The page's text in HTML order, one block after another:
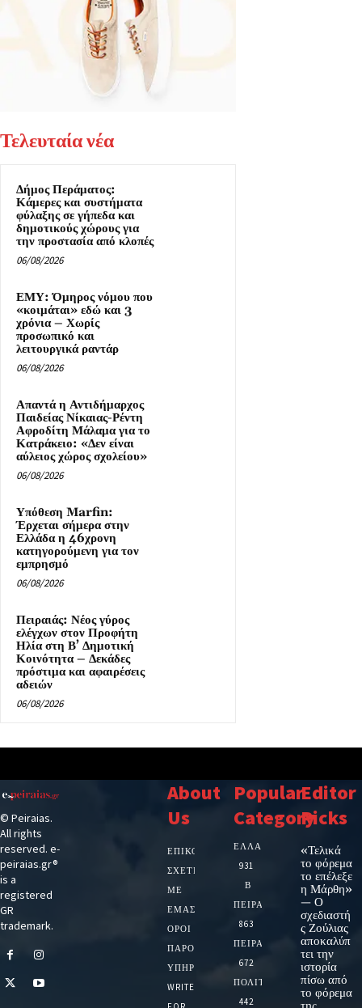
Τελευταία νέα
Δήμος Περάματος:
Κάμερες και συστήματα
φύλαξης σε γήπεδα και
δημοτικούς χώρους για
την προστασία από κλοπές
06/08/2026
ΕΜΥ: Όμηρος νόμου που
«κοιμάται» εδώ και 3
χρόνια – Χωρίς
προσωπικό και
λειτουργικά ραντάρ
06/08/2026
Απαντά η Αντιδήμαρχος
Παιδείας Νίκαιας-Ρέντη
Αφροδίτη Μάλαμα για το
Κατράκειο: «Δεν είναι
αύλειος χώρος σχολείου»
06/08/2026
Υπόθεση Marfin:
Έρχεται σήμερα στην
Ελλάδα η 46χρονη
κατηγορούμενη για τον
εμπρησμό
06/08/2026
Πειραιάς: Νέος γύρος
ελέγχων στον Προφήτη
Ηλία στη Β’ Δημοτική
Κοινότητα – Δεκάδες
πρόστιμα και αφαιρέσεις
αδειών
06/08/2026
© Peiraias.
All rights
reserved. e-
peiraias.gr®
is a
registered
GR
trademark.
About
Us
ΕΠΙΚΟΙΝΩΝΙΑ
ΣΧΕΤΙΚΆ
ΜΕ
ΕΜΆΣ
ΌΡΟΙ
ΠΑΡΟΧΉΣ
ΥΠΗΡΕΣΙΏΝ
WRITE
Popular
Category
ΕΛΛΑΔΑ
931
Β
ΠΕΙΡΑΙΑ
863
ΠΕΙΡΑΙΑΣ
672
ΠΟΛΙΤΙΚΗ
442
Editor
Picks
«Τελικά
το φόρεμα
το επέλεξε
η Μάρθη»
— Ο
σχεδιαστή
ς Ζούλιας
αποκαλύπ
τει την
ιστορία
πίσω από
το φόρεμα